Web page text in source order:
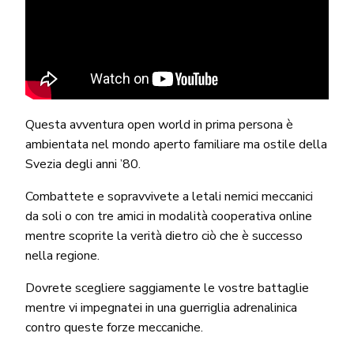
Questa avventura open world in prima persona è
ambientata nel mondo aperto familiare ma ostile della
Svezia degli anni ’80.
Combattete e sopravvivete a letali nemici meccanici
da soli o con tre amici in modalità cooperativa online
mentre scoprite la verità dietro ciò che è successo
nella regione.
Dovrete scegliere saggiamente le vostre battaglie
mentre vi impegnatei in una guerriglia adrenalinica
contro queste forze meccaniche.